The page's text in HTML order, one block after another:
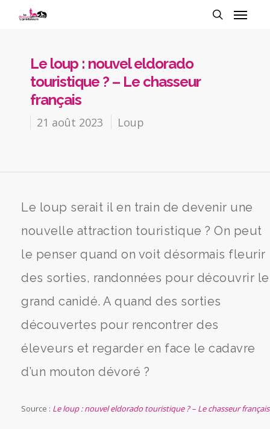
Le loup : nouvel eldorado
touristique ? – Le chasseur
français
21 août 2023 Loup
Le loup serait il en train de devenir une
nouvelle attraction touristique ? On peut
le penser quand on voit désormais fleurir
des sorties, randonnées pour découvrir le
grand canidé. A quand des sorties
découvertes pour rencontrer des
éleveurs et regarder en face le cadavre
d’un mouton dévoré ?
Source : Le loup : nouvel eldorado touristique ? – Le chasseur français